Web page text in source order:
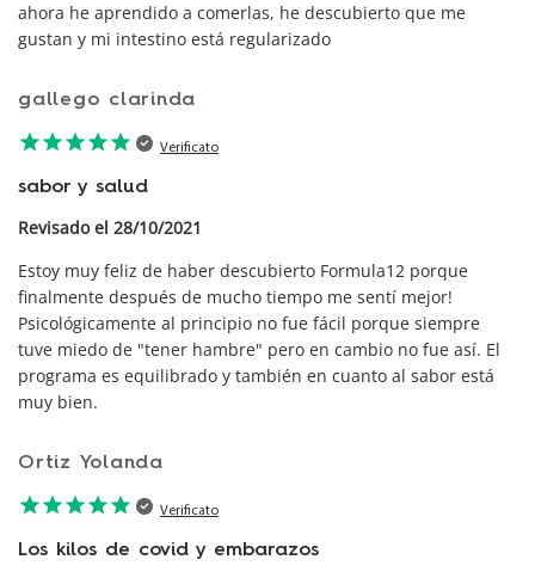
ahora he aprendido a comerlas, he descubierto que me
gustan y mi intestino está regularizado
gallego clarinda
starstarstarstarstar Verificato
sabor y salud
Revisado el 28/10/2021
Estoy muy feliz de haber descubierto Formula12 porque
finalmente después de mucho tiempo me sentí mejor!
Psicológicamente al principio no fue fácil porque siempre
tuve miedo de "tener hambre" pero en cambio no fue así. El
programa es equilibrado y también en cuanto al sabor está
muy bien.
Ortiz Yolanda
starstarstarstarstar Verificato
Los kilos de covid y embarazos